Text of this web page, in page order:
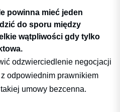
powinna mieć jeden
do sporu między
wątpliwości gdy tylko
odzwierciedlenie negocjacji
odpowiednim prawnikiem
umowy bezcenna.